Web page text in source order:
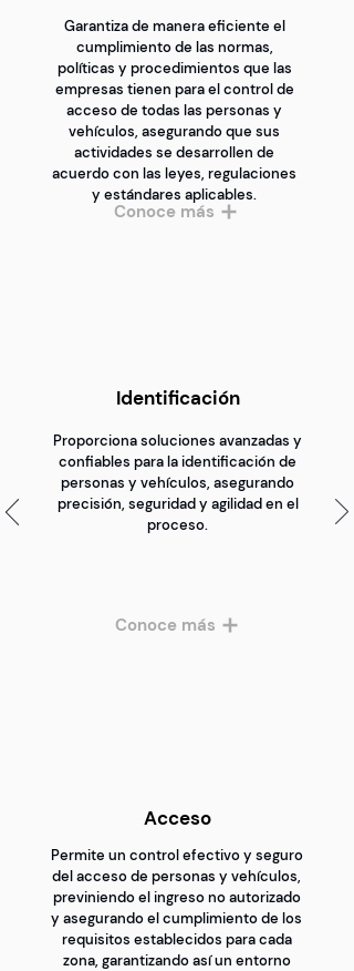
Garantiza de manera eficiente el
cumplimiento de las normas,
políticas y procedimientos que las
empresas tienen para el control de
acceso de todas las personas y
vehículos, asegurando que sus
actividades se desarrollen de
acuerdo con las leyes, regulaciones
y estándares aplicables.
Conoce más
Identificación
Proporciona soluciones avanzadas y
confiables para la identificación de
personas y vehículos, asegurando
precisión, seguridad y agilidad en el
proceso.
Conoce más
Acceso
Permite un control efectivo y seguro
del acceso de personas y vehículos,
previniendo el ingreso no autorizado
y asegurando el cumplimiento de los
requisitos establecidos para cada
zona, garantizando así un entorno